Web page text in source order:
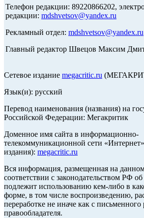
Телефон редакции: 89220866202,
редакции: mdshvetsov@yandex.ru
Рекламный отдел: mdshvetsov@yandex.ru
Главный редактор Швецов Максим
Сетевое издание megacritic.ru
Язык(и): русский
Перевод наименования (названия) на
Российской Федерации: Мегакритик
Доменное имя сайта в информационно-
телекоммуникационной сети
издания): megacritic.ru
Вся информация, размещенная на данном
соответствии с законодательством РФ
подлежит использованию кем-либо в
форме, в том числе воспроизведению,
переработке не иначе как с письменного
правообладателя.